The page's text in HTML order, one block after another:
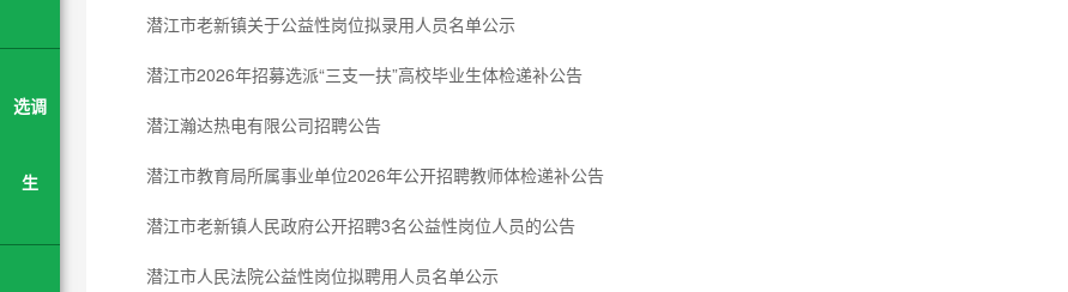
选调
生
潜江市老新镇关于公益性岗位拟录用人员名单公示
潜江市2026年招募选派“三支一扶”高校毕业生体检递补公告
潜江瀚达热电有限公司招聘公告
潜江市教育局所属事业单位2026年公开招聘教师体检递补公告
潜江市老新镇人民政府公开招聘3名公益性岗位人员的公告
潜江市人民法院公益性岗位拟聘用人员名单公示